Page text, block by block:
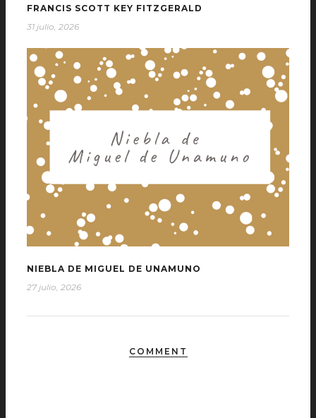
FRANCIS SCOTT KEY FITZGERALD
31 julio, 2026
NIEBLA DE MIGUEL DE UNAMUNO
27 julio, 2026
COMMENT